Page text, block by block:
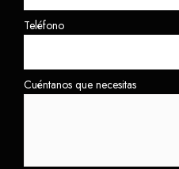
Teléfono
Cuéntanos que necesitas